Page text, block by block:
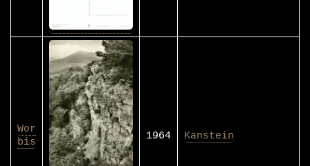
Wor
bis
1964 Kanstein